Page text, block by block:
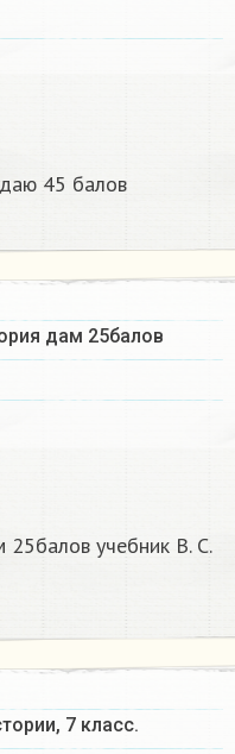
45 балов​
дам 25балов
учебник В. С.
7 класс.